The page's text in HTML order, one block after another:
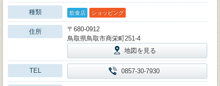
種類 飲食店 ショッピング
住所
〒680-0912
鳥取県鳥取市商栄町251-4
地図を見る
TEL 0857-30-7930